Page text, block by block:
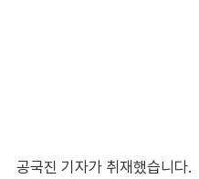
공국진 기자가 취재했습니다.